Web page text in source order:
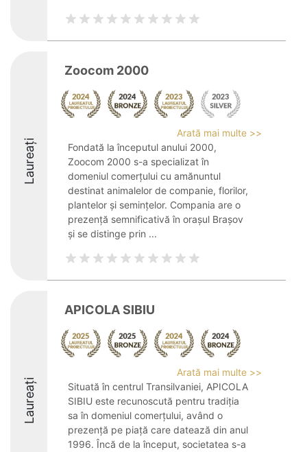
Laureați
Zoocom 2000
Arată mai multe >>
Fondată la începutul anului 2000,
Zoocom 2000 s-a specializat în
domeniul comerțului cu amănuntul
destinat animalelor de companie, florilor,
plantelor și semințelor. Compania are o
prezență semnificativă în orașul Brașov
și se distinge prin ...
Laureați
APICOLA SIBIU
Arată mai multe >>
Situată în centrul Transilvaniei, APICOLA
SIBIU este recunoscută pentru tradiția
sa în domeniul comerțului, având o
prezență pe piață care datează din anul
1996. Încă de la început, societatea s-a